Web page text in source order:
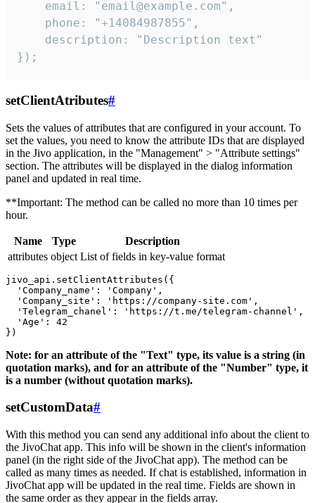
    email: "email@example.com",
    phone: "+14084987855",
    description: "Description text"
});
setClientAtributes#
Sets the values ​​of attributes that are configured in your account. To
set the values, you need to know the attribute IDs that are displayed
in the Jivo application, in the "Management" > "Attribute settings"
section. The attributes will be displayed in the dialog information
panel and updated in real time.
**Important: The method can be called no more than 10 times per
hour.
Name Type
Description
attributes object List of fields in key-value format
jivo_api.setClientAttributes({
  'Company_name': 'Company',
  'Company_site': 'https://company-site.com',
  'Telegram_chanel': 'https://t.me/telegram-channel',
  'Age': 42
Note: for an attribute of the "Text" type, its value is a string (in
quotation marks), and for an attribute of the "Number" type, it
is a number (without quotation marks).
setCustomData#
With this method you can send any additional info about the client to
the JivoChat app. This info will be shown in the client's information
panel (in the right side of the JivoChat app). The method can be
called as many times as needed. If chat is established, information in
JivoChat app will be updated in the real time. Fields are shown in
the same order as they appear in the fields array.